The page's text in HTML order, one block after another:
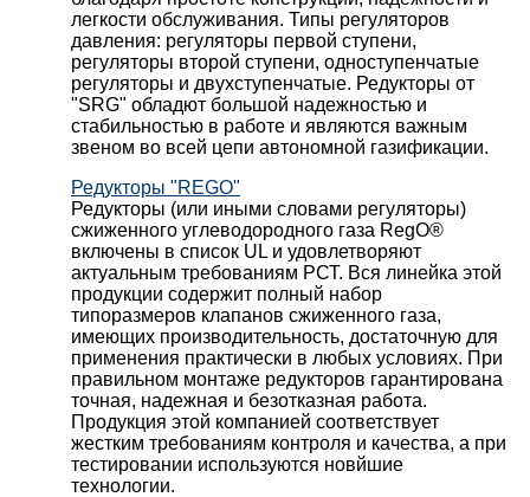
легкости обслуживания. Типы регуляторов
давления: регуляторы первой ступени,
регуляторы второй ступени, одноступенчатые
регуляторы и двухступенчатые. Редукторы от
"SRG" обладют большой надежностью и
стабильностью в работе и являются важным
звеном во всей цепи автономной газификации.
Редукторы "REGO"
Редукторы (или иными словами регуляторы)
сжиженного углеводородного газа RegO®
включены в список UL и удовлетворяют
актуальным требованиям РСТ. Вся линейка этой
продукции содержит полный набор
типоразмеров клапанов сжиженного газа,
имеющих производительность, достаточную для
применения практически в любых условиях. При
правильном монтаже редукторов гарантирована
точная, надежная и безотказная работа.
Продукция этой компанией соответствует
жестким требованиям контроля и качества, а при
тестировании используются новйшие
технологии.